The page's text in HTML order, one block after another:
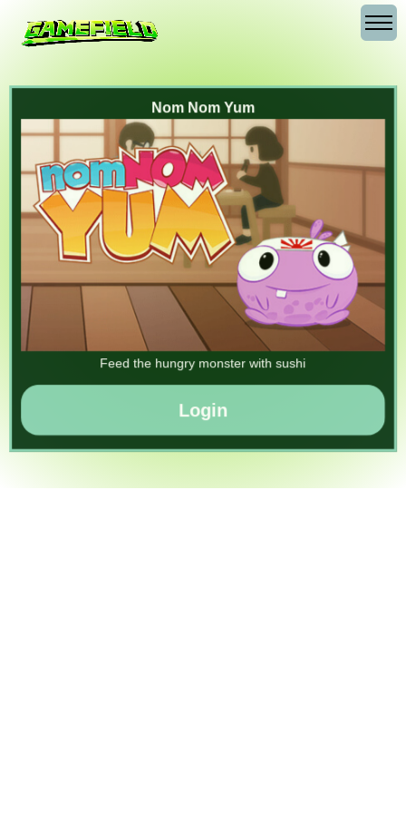
Nom Nom Yum
Feed the hungry monster with sushi
Login